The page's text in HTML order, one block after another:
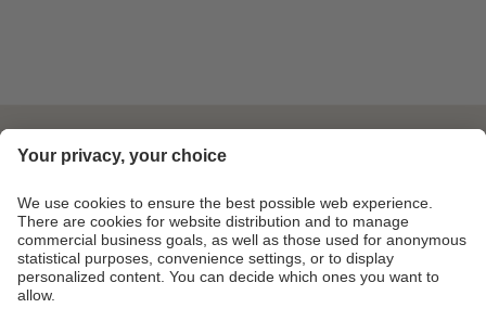
Info & Service
Magazin
Kontakt